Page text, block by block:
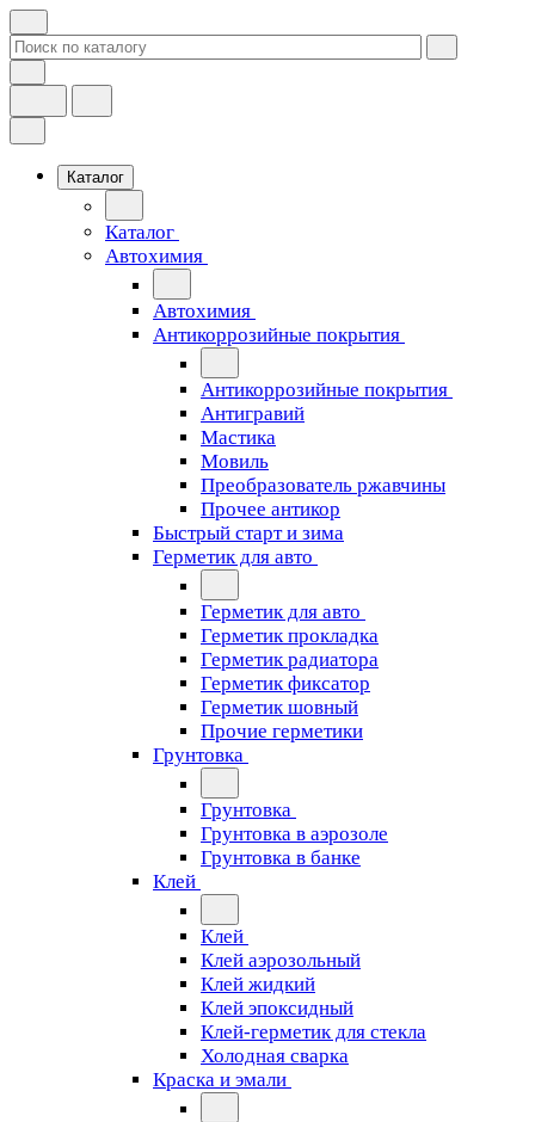
Каталог
Каталог
Автохимия
Автохимия
Антикоррозийные покрытия
Антикоррозийные покрытия
Антигравий
Мастика
Мовиль
Преобразователь ржавчины
Прочее антикор
Быстрый старт и зима
Герметик для авто
Герметик для авто
Герметик прокладка
Герметик радиатора
Герметик фиксатор
Герметик шовный
Прочие герметики
Грунтовка
Грунтовка
Грунтовка в аэрозоле
Грунтовка в банке
Клей
Клей
Клей аэрозольный
Клей жидкий
Клей эпоксидный
Клей-герметик для стекла
Холодная сварка
Краска и эмали